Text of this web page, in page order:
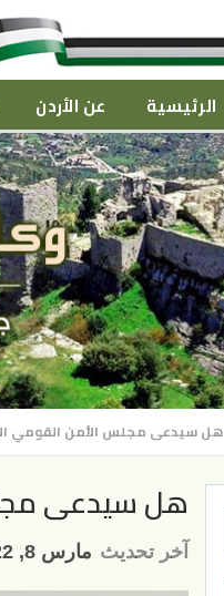
الرئيسية عن الأردن
هل سيدعى مجلس الأمن القومي
هل سيدعى
آخر تحديث مارس 8, 2022